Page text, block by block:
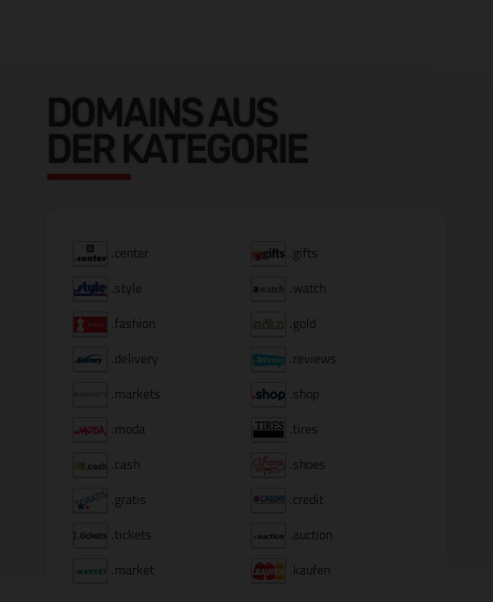
DOMAINS AUS
DER KATEGORIE
.center
.gifts
.style
.watch
.fashion
.gold
.delivery
.reviews
.markets
.shop
.moda
.tires
.cash
.shoes
.gratis
.credit
.tickets
.auction
.market
.kaufen